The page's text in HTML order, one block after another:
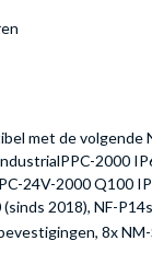
met de volgende
2000
24V-2000 Q100
2018), NF-
8x